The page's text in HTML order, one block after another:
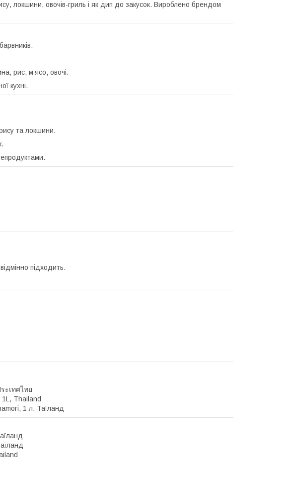
локшини, овочів-гриль і як дип до закусок. Вироблено брендом
рис, м’ясо, овочі.
кухні.
та локшини.
підходить.
ะเทศไทย
Thailand
1 л, Таїланд